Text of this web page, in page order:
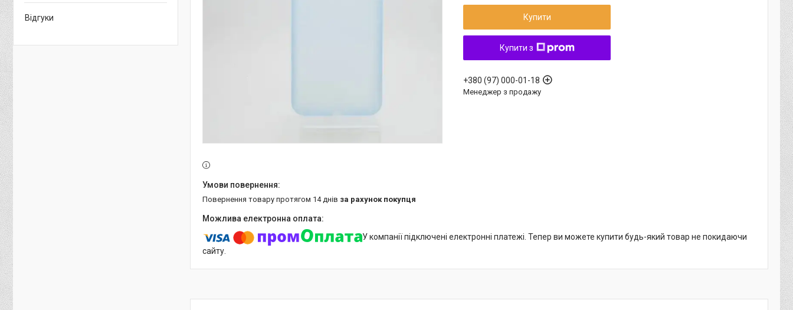
Купити
Купити з
+380 (97) 000-01-18
Менеджер з продажу
повернення товару протягом 14 днів за рахунок покупця
У компанії підключені електронні платежі. Тепер ви можете купити будь-який товар не покидаючи
сайту.
Відгуки